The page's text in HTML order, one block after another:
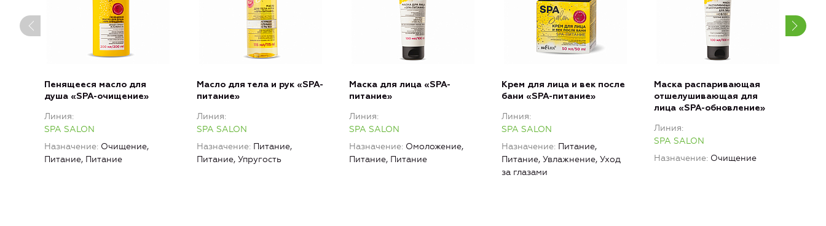
Пенящееся масло для
душа «SPA-очищение»
Линия
SPA SALON
Назначение Очищение,
Питание, Питание
Масло для тела и рук «SPA-
питание»
Линия
SPA SALON
Назначение Питание,
Питание, Упругость
Маска для лица «SPA-
питание»
Линия
SPA SALON
Назначение Омоложение,
Питание, Питание
Крем для лица и век после
бани «SPA-питание»
Линия
SPA SALON
Назначение Питание,
Питание, Увлажнение, Уход
за глазами
Маска распаривающая
отшелушивающая для
лица «SPA-обновление»
Линия
SPA SALON
Назначение Очищение